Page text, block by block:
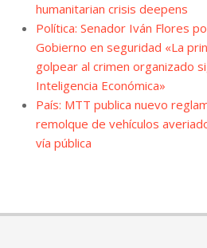
humanitarian crisis deepens
Política: Senador Iván Flores
Gobierno en seguridad «La
golpear al crimen organizado
Inteligencia Económica»
País: MTT publica nuevo
remolque de vehículos
vía pública